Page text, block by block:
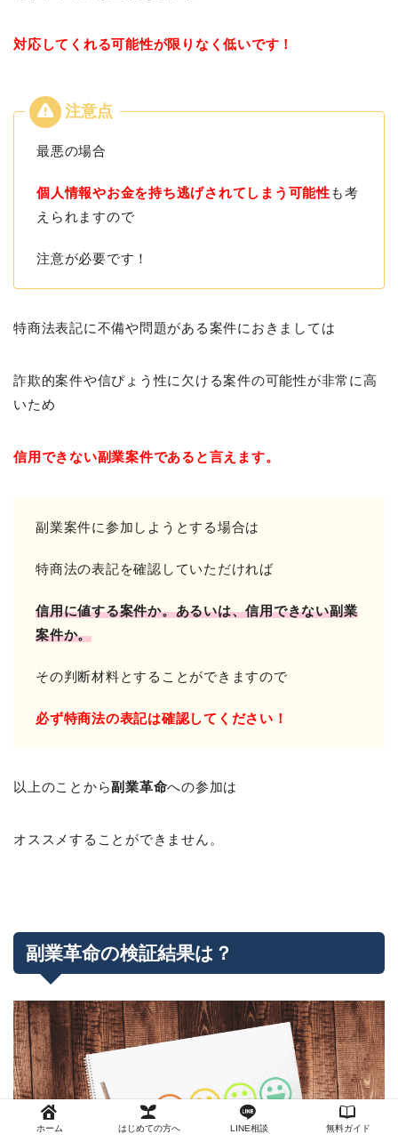
対応してくれる可能性が限りなく低いです！
最悪の場合
個人情報やお金を持ち逃げされてしまう可能性 も考
えられますので
注意が必要です！
特商法表記に不備や問題がある案件におきましては
詐欺的案件や信ぴょう性に欠ける案件の可能性が非常に高
いため
信用できない副業案件であると言えます。
副業案件に参加しようとする場合は
特商法の表記を確認していただければ
信用に値する案件か。あるいは、信用できない副業
案件か。
その判断材料とすることができますので
必ず特商法の表記は確認してください！
以上のことから副業革命への参加は
オススメすることができません。
副業革命の検証結果は？
ホーム はじめての方へ LINE相談 無料ガイド